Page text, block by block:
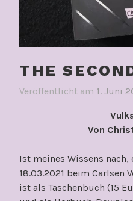
THE
Veröffentlicht am 1. Juni
Von
Ist meines Wissens
18.03.2021 beim Carlsen
ist als Taschenbuch (15